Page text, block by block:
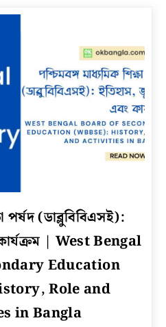
পর্ষদ (ডাব্লুবিবিএসই):
| West Bengal
Education
Role and
in Bangla